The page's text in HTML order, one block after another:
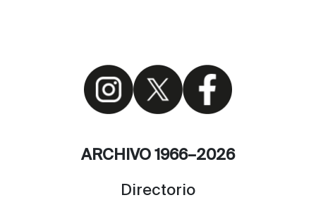
ARCHIVO 1966–2026
Directorio